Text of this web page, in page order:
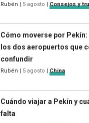
Rubén | 5 agosto | Consejos y
Cómo moverse por
los dos aeropuertos que
confundir
Rubén | 5 agosto | China
Cuándo viajar a Pekín y
falta